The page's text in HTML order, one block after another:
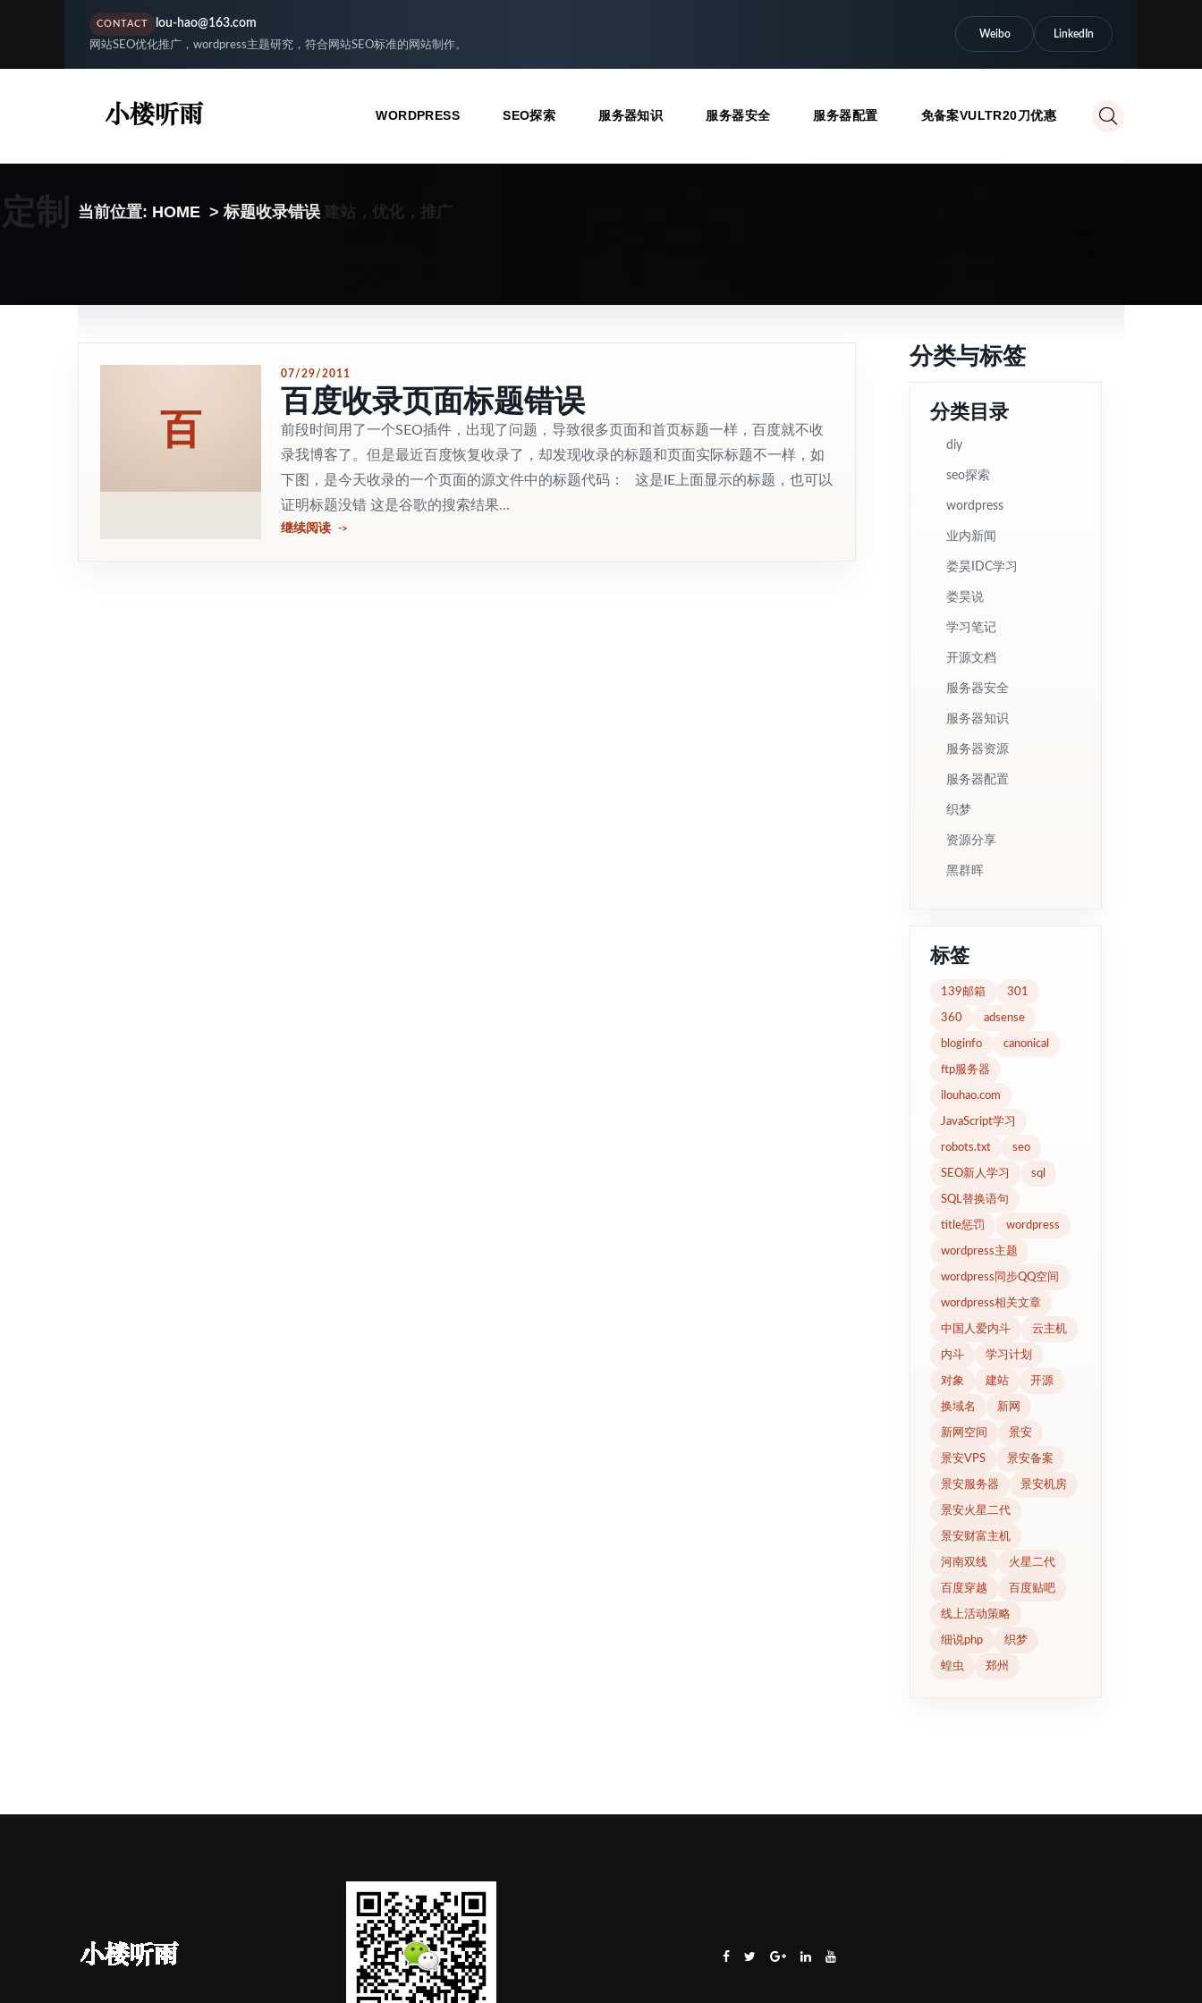
CONTACT lou-hao@163.com
网站SEO优化推广，wordpress主题研究，符合网站SEO标准的网站制作。
Weibo LinkedIn
WORDPRESS SEO探索 服务器知识 服务器安全 服务器配置 免备案VULTR20刀优惠
制 当前位置: HOME > 标题收录错误 建站，优化，推广
百
07/29/2011
百度收录页面标题错误
前段时间用了一个SEO插件，出现了问题，导致很多页面和首页标题一样，百度就不收
录我博客了。但是最近百度恢复收录了，却发现收录的标题和页面实际标题不一样，如
下图，是今天收录的一个页面的源文件中的标题代码： 这是IE上面显示的标题，也可以
证明标题没错 这是谷歌的搜索结果...
继续阅读
分类与标签
分类目录
diy
seo探索
wordpress
业内新闻
娄昊IDC学习
娄昊说
学习笔记
开源文档
服务器安全
服务器知识
服务器资源
服务器配置
织梦
资源分享
黑群晖
标签
139邮箱 301
360 adsense
bloginfo canonical
ftp服务器
ilouhao.com
JavaScript学习
robots.txt seo
SEO新人学习 sql
SQL替换语句
title惩罚 wordpress
wordpress主题
wordpress同步QQ空间
wordpress相关文章
中国人爱内斗 云主机
内斗 学习计划
对象 建站 开源
换域名 新网
新网空间 景安
景安VPS 景安备案
景安服务器 景安机房
景安火星二代
景安财富主机
河南双线 火星二代
百度穿越 百度贴吧
线上活动策略
细说php 织梦
蝗虫 郑州